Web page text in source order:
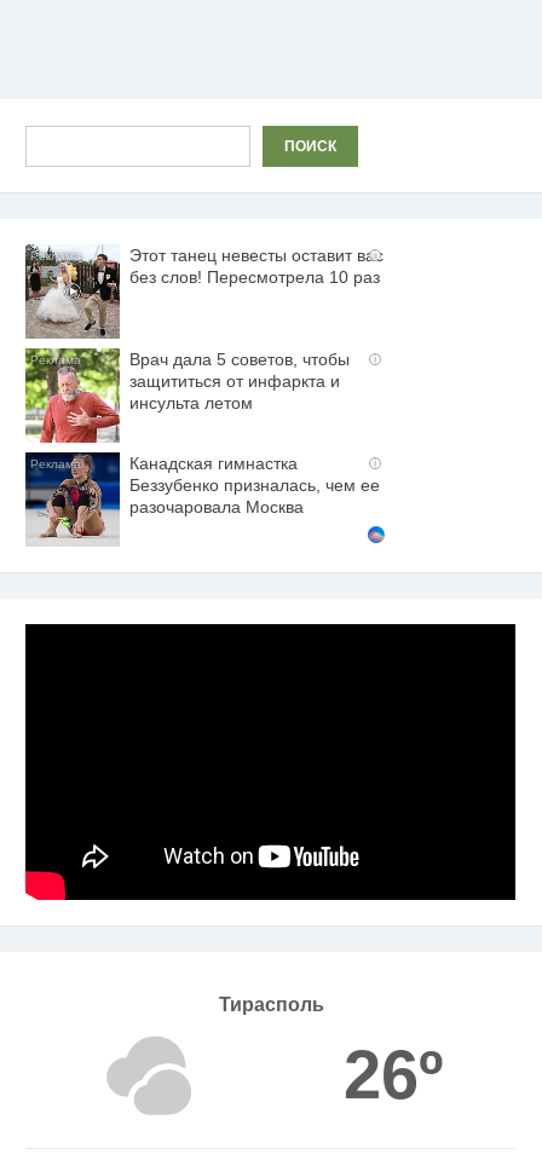
ПОИСК
i
Этот танец невесты оставит вас
без слов! Пересмотрела 10 раз
i
Врач дала 5 советов, чтобы
защититься от инфаркта и
инсульта летом
i
Канадская гимнастка
Беззубенко призналась, чем ее
разочаровала Москва
Тирасполь
26º